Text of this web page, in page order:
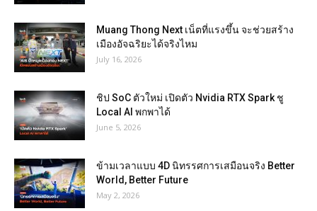
Muang Thong Next เน็ตที่แรงขึ้น จะช่วยสร้าง
เมืองอัจฉริยะได้จริงไหม
July 16, 2026
ชิป SoC ตัวใหม่ เปิดตัว Nvidia RTX Spark ชู
Local AI พกพาได้
June 5, 2026
ข้ามเวลาแบบ 4D นิทรรศการเสมือนจริง Better
World, Better Future
May 2, 2026